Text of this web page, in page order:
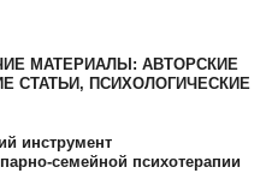
МАТЕРИАЛЫ: АВТОРСКИЕ
СТАТЬИ, ПСИХОЛОГИЧЕСКИЕ
инструмент
семейной психотерапии